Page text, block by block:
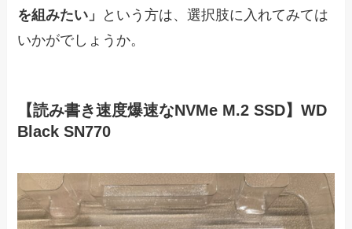
を組みたい」
という方は、選択肢に入れてみては
いかがでしょうか。
【読み書き速度爆速なNVMe M.2 SSD】WD
Black SN770